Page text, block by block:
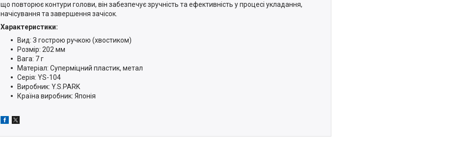
що повторює контури голови, він забезпечує зручність та ефективність у процесі укладання,
начісування та завершення зачісок.​
Характеристики:
Вид: З гострою ручкою (хвостиком)
Розмір: 202 мм
Вага: 7 г
Матеріал: Суперміцний пластик, метал
Серія: YS-104
Виробник: Y.S.PARK
Країна виробник: Японія